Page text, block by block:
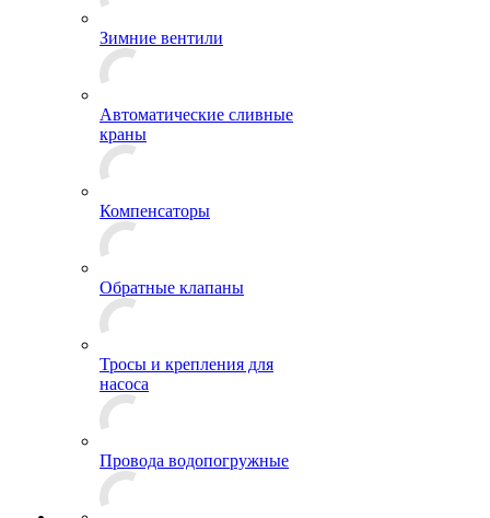
Зимние вентили
Автоматические сливные
краны
Компенсаторы
Обратные клапаны
Тросы и крепления для
насоса
Провода водопогружные